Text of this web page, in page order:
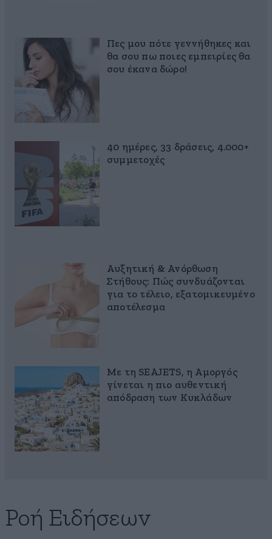
Πες μου πότε γεννήθηκες και
θα σου πω ποιες εμπειρίες θα
σου έκανα δώρο!
40 ημέρες, 33 δράσεις, 4.000+
συμμετοχές
Αυξητική & Ανόρθωση
Στήθους: Πώς συνδυάζονται
για το τέλειο, εξατομικευμένο
αποτέλεσμα
Με τη SEAJETS, η Αμοργός
γίνεται η πιο αυθεντική
απόδραση των Κυκλάδων
Ροή Ειδήσεων